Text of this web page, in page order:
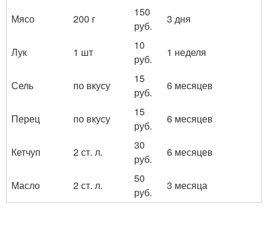
Мясо 200 г
150
руб.
3 дня
Лук 1 шт
10
руб.
1 неделя
Сель по вкусу
15
руб.
6 месяцев
Перец по вкусу
15
руб.
6 месяцев
Кетчуп 2 ст. л.
30
руб.
6 месяцев
Масло 2 ст. л.
50
руб.
3 месяца